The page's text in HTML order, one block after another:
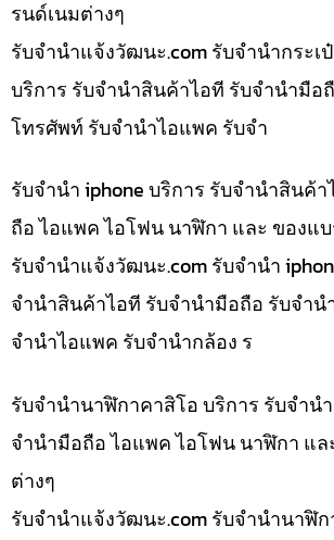
รนด์เนมต่างๆ
รับจํานําแจ้งวัฒนะ.com รับจำนำกระเ
บริการ รับจำนำสินค้าไอที รับจำนำมือ
โทรศัพท์ รับจำนำไอแพค รับจำ
รับจำนำ iphone บริการ รับจำนำสินค้
ถือ ไอแพค ไอโฟน นาฬิกา และ ของแ
รับจํานําแจ้งวัฒนะ.com รับจำนำ
จำนำสินค้าไอที รับจำนำมือถือ รับจำน
จำนำไอแพค รับจำนำกล้อง ร
รับจำนำนาฬิกาคาสิโอ บริการ รับจำน
จำนำมือถือ ไอแพค ไอโฟน นาฬิกา แ
ต่างๆ
รับจํานําแจ้งวัฒนะ.com รับจำนำนาฬิ